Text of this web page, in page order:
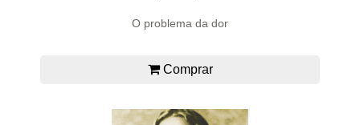
O problema da dor
Comprar